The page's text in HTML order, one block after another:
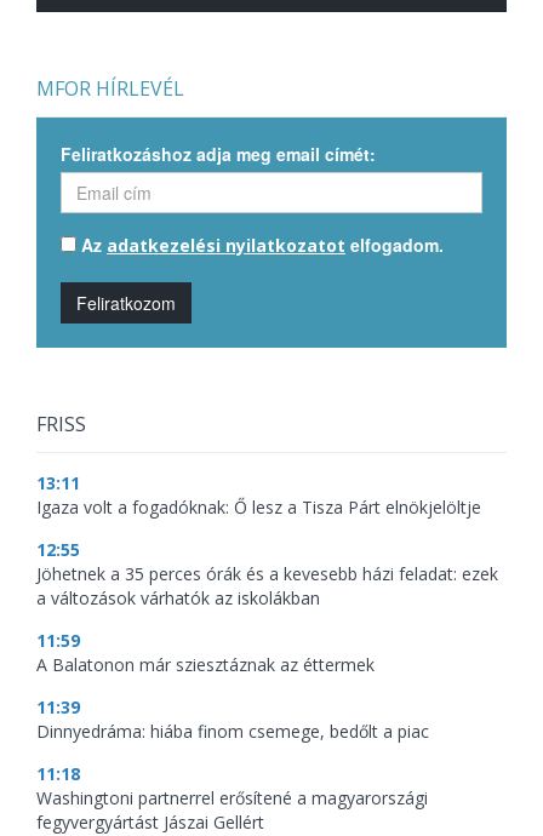
MFOR HÍRLEVÉL
Feliratkozáshoz adja meg email címét:
Az adatkezelési nyilatkozatot elfogadom.
Feliratkozom
FRISS
13:11
Igaza volt a fogadóknak: Ő lesz a Tisza Párt elnökjelöltje
12:55
Jöhetnek a 35 perces órák és a kevesebb házi feladat: ezek
a változások várhatók az iskolákban
11:59
A Balatonon már sziesztáznak az éttermek
11:39
Dinnyedráma: hiába finom csemege, bedőlt a piac
11:18
Washingtoni partnerrel erősítené a magyarországi
fegyvergyártást Jászai Gellért